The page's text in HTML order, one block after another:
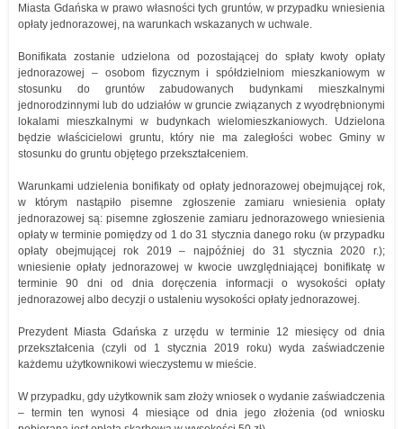
Miasta Gdańska w prawo własności tych gruntów, w przypadku wniesienia
opłaty jednorazowej, na warunkach wskazanych w uchwale.
Bonifikata zostanie udzielona od pozostającej do spłaty kwoty opłaty
jednorazowej – osobom fizycznym i spółdzielniom mieszkaniowym w
stosunku do gruntów zabudowanych budynkami mieszkalnymi
jednorodzinnymi lub do udziałów w gruncie związanych z wyodrębnionymi
lokalami mieszkalnymi w budynkach wielomieszkaniowych. Udzielona
będzie właścicielowi gruntu, który nie ma zaległości wobec Gminy w
stosunku do gruntu objętego przekształceniem.
Warunkami udzielenia bonifikaty od opłaty jednorazowej obejmującej rok,
w którym nastąpiło pisemne zgłoszenie zamiaru wniesienia opłaty
jednorazowej są: pisemne zgłoszenie zamiaru jednorazowego wniesienia
opłaty w terminie pomiędzy od 1 do 31 stycznia danego roku (w przypadku
opłaty obejmującej rok 2019 – najpóźniej do 31 stycznia 2020 r.);
wniesienie opłaty jednorazowej w kwocie uwzględniającej bonifikatę w
terminie 90 dni od dnia doręczenia informacji o wysokości opłaty
jednorazowej albo decyzji o ustaleniu wysokości opłaty jednorazowej.
Prezydent Miasta Gdańska z urzędu w terminie 12 miesięcy od dnia
przekształcenia (czyli od 1 stycznia 2019 roku) wyda zaświadczenie
każdemu użytkownikowi wieczystemu w mieście.
W przypadku, gdy użytkownik sam złoży wniosek o wydanie zaświadczenia
– termin ten wynosi 4 miesiące od dnia jego złożenia (od wniosku